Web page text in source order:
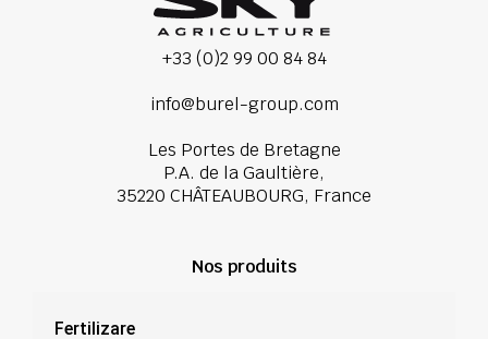
+33 (0)2 99 00 84 84
info@burel-group.com
Les Portes de Bretagne
P.A. de la Gaultière,
35220 CHÂTEAUBOURG, France
Nos produits
Fertilizare